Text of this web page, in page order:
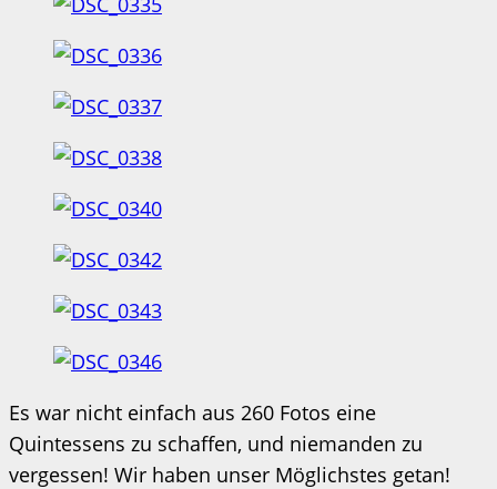
Es war nicht einfach aus 260 Fotos eine
Quintessens zu schaffen, und niemanden zu
vergessen! Wir haben unser Möglichstes getan!